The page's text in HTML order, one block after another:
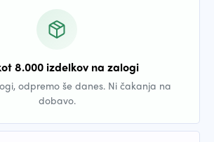
8.000 izdelkov na zalogi
odpremo še danes. Ni čakanja na
dobavo.